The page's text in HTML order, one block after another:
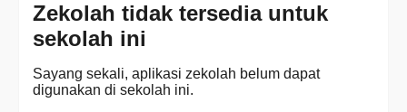
Zekolah tidak tersedia untuk
sekolah ini
Sayang sekali, aplikasi zekolah belum dapat
digunakan di sekolah ini.